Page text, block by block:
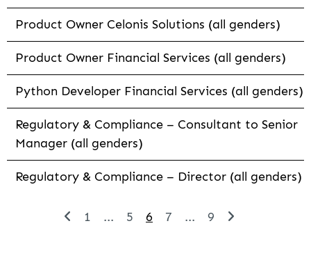
Product Owner Celonis Solutions (all genders)
Product Owner Financial Services (all genders)
Python Developer Financial Services (all genders)
Regulatory & Compliance – Consultant to Senior
Manager (all genders)
Regulatory & Compliance – Director (all genders)
1 ... 5 6 7 ... 9